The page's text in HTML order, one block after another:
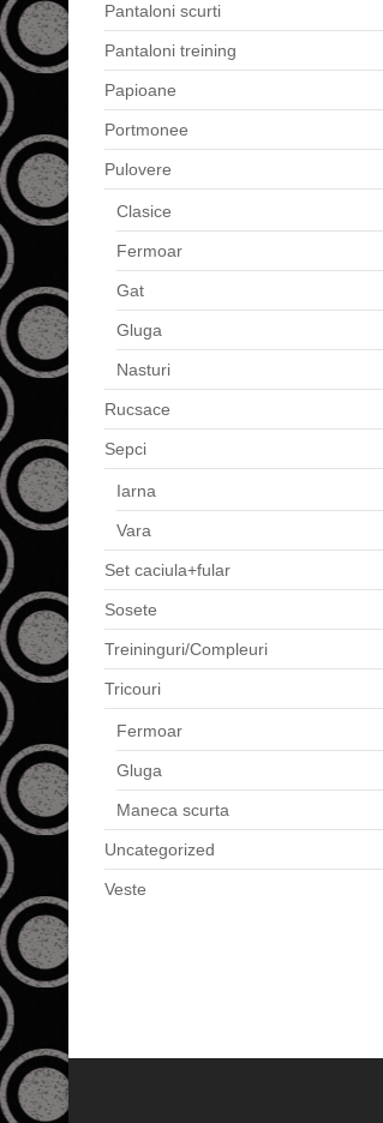
Pantaloni scurti
Pantaloni treining
Papioane
Portmonee
Pulovere
Clasice
Fermoar
Gat
Gluga
Nasturi
Rucsace
Sepci
Iarna
Vara
Set caciula+fular
Sosete
Treininguri/Compleuri
Tricouri
Fermoar
Gluga
Maneca scurta
Uncategorized
Veste